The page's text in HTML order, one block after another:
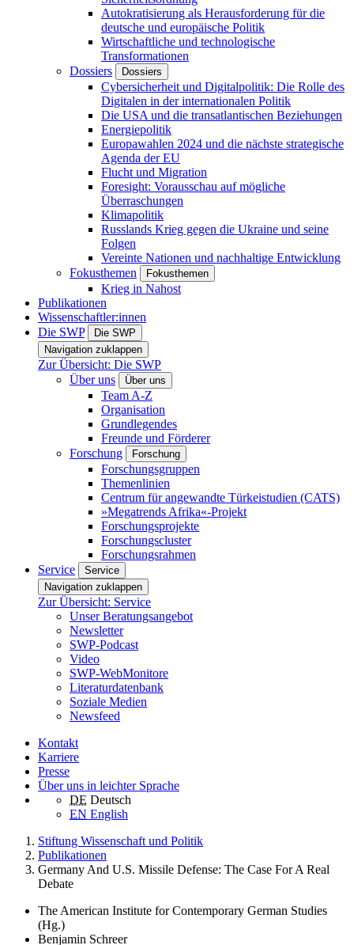
Autokratisierung als Herausforderung für die
deutsche und europäische Politik
Wirtschaftliche und technologische
Transformationen
Dossiers
Dossiers
Cybersicherheit und Digitalpolitik: Die Rolle des
Digitalen in der internationalen Politik
Die USA und die transatlantischen Beziehungen
Energiepolitik
Europawahlen 2024 und die nächste strategische
Agenda der EU
Flucht und Migration
Foresight: Vorausschau auf mögliche
Überraschungen
Klimapolitik
Russlands Krieg gegen die Ukraine und seine
Folgen
Vereinte Nationen und nachhaltige Entwicklung
Fokusthemen
Fokusthemen
Krieg in Nahost
Publikationen
Wissenschaftler:innen
Die SWP
Die SWP
Navigation zuklappen
Zur Übersicht: Die SWP
Über uns
Über uns
Team A-Z
Organisation
Grundlegendes
Freunde und Förderer
Forschung
Forschung
Forschungsgruppen
Themenlinien
Centrum für angewandte Türkeistudien (CATS)
»Megatrends Afrika«-Projekt
Forschungsprojekte
Forschungscluster
Forschungsrahmen
Service
Service
Navigation zuklappen
Zur Übersicht: Service
Unser Beratungsangebot
Newsletter
SWP-Podcast
Video
SWP-WebMonitore
Literaturdatenbank
Soziale Medien
Newsfeed
Kontakt
Karriere
Presse
Über uns in leichter Sprache
DE Deutsch
EN English
Stiftung Wissenschaft und Politik
Publikationen
Germany And U.S. Missile Defense: The Case For A Real
Debate
The American Institute for Contemporary German Studies
(Hg.)
Benjamin Schreer